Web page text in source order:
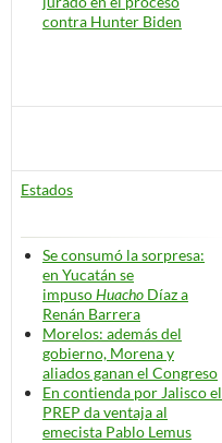
contra Hunter Biden
Estados
Se consumó la sorpresa:
en Yucatán se
impusoHuacho Díaz a
Renán Barrera
Morelos: además del
gobierno, Morena y
aliados ganan el Congreso
En contienda por Jalisco el
PREP da ventaja al
emecista Pablo Lemus